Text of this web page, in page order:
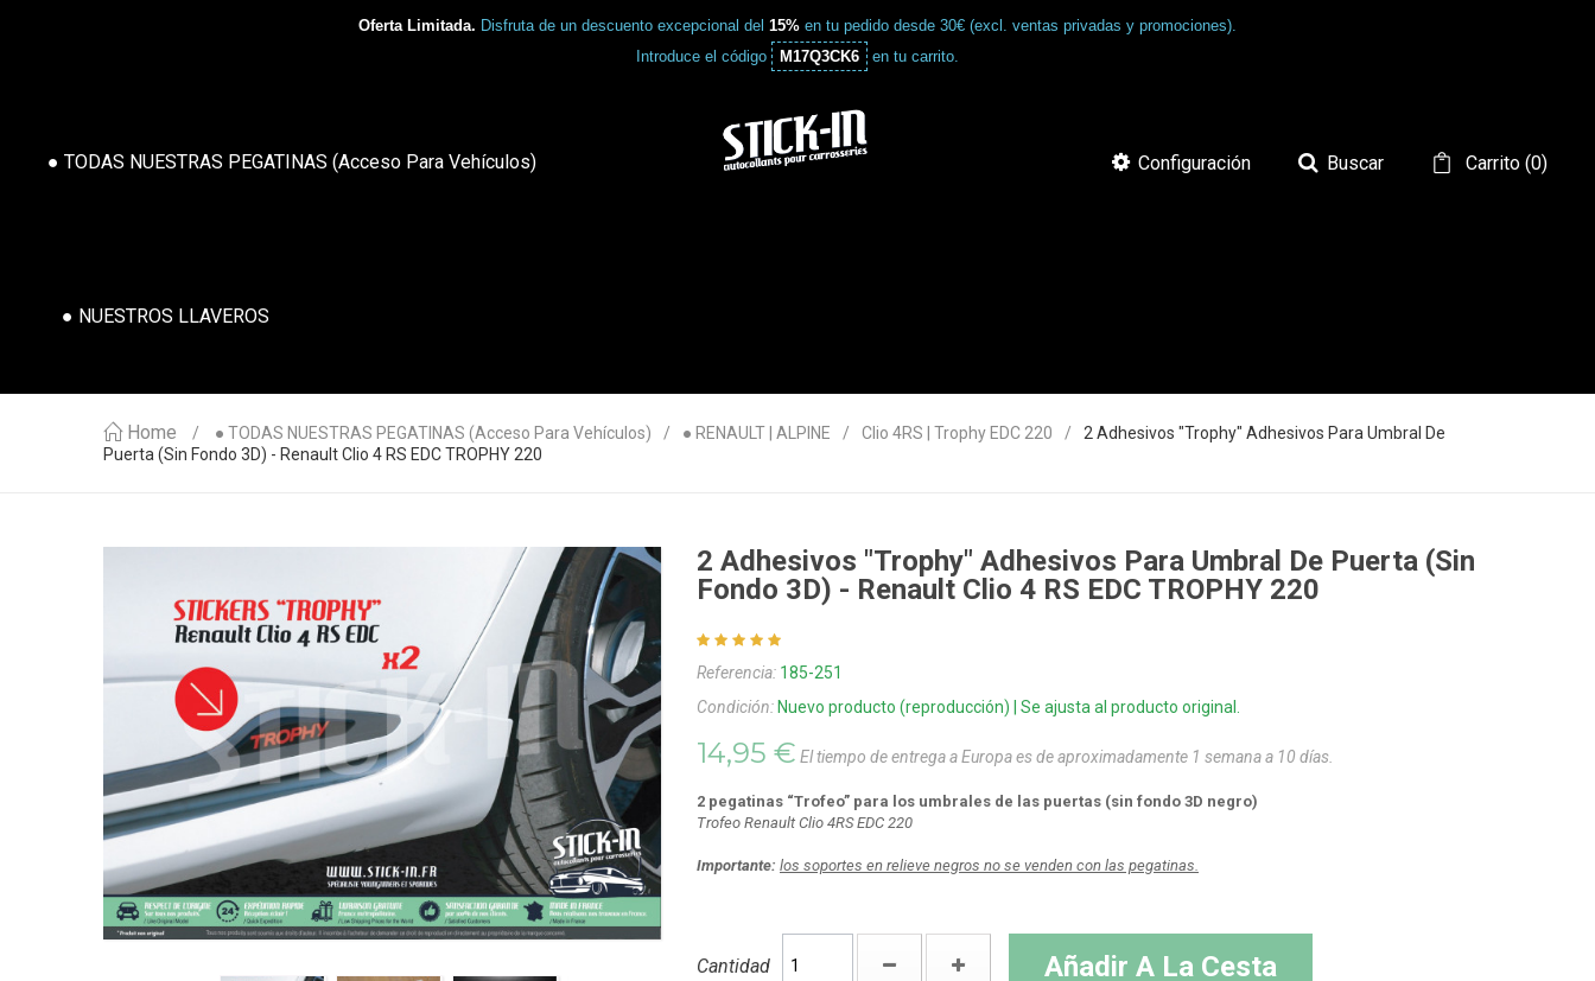
Oferta Limitada. Disfruta de un descuento excepcional del 15% en tu pedido desde 30€ (excl. ventas privadas y promociones).
Introduce el código
M17Q3CK6 en tu carrito.
● TODAS NUESTRAS PEGATINAS (acceso Para Vehículos)
● NUESTROS LLAVEROS
Carrito(0)
Buscar
Configuración
Home ● TODAS NUESTRAS PEGATINAS (acceso Para Vehículos) ● RENAULT | ALPINE Clio 4RS | Trophy EDC 220
2 Adhesivos "Trophy" Adhesivos Para Umbral De
Puerta (sin Fondo 3D) - Renault Clio 4 RS EDC TROPHY 220
2 Adhesivos "Trophy" Adhesivos Para Umbral De Puerta (sin
Fondo 3D) - Renault Clio 4 RS EDC TROPHY 220
Referencia: 185-251
Condición: Nuevo producto (reproducción) | Se ajusta al producto original.
14,95 € El tiempo de entrega a Europa es de aproximadamente 1 semana a 10 días.
2 pegatinas “Trofeo” para los umbrales de las puertas (sin fondo 3D negro)
Trofeo Renault Clio 4RS EDC 220
Importante: los soportes en relieve negros no se venden con las pegatinas.
Cantidad Añadir A La Cesta